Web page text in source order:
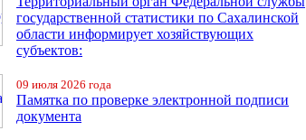
государственной статистики по Сахалинской
области информирует хозяйствующих
субъектов:
09 июля 2026 года
Памятка по проверке электронной подписи
документа